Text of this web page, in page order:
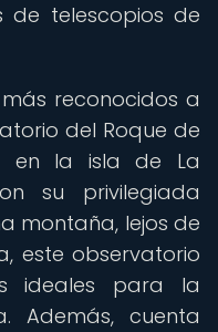
de telescopios de
reconocidos a
del Roque de
en la isla de La
su privilegiada
montaña, lejos de
este observatorio
ideales para la
Además, cuenta